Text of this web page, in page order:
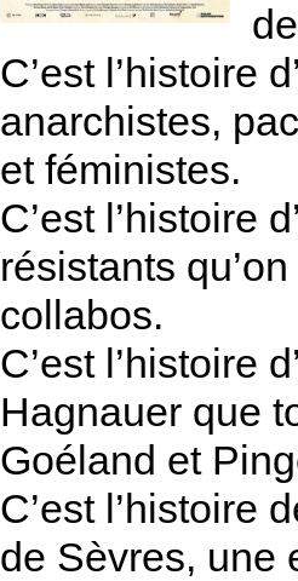
C’est l’histoire
anarchistes,
et féministes.
C’est l’histoire
résistants
collabos.
C’est l’histoire
Hagnauer que
Goéland et
C’est l’histoire
de Sèvres, une